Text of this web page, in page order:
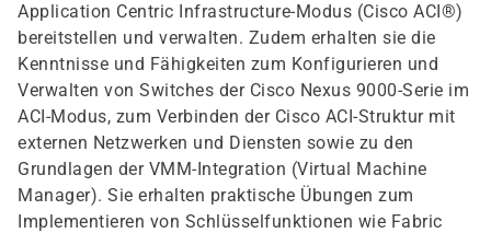
Application Centric Infrastructure-Modus (Cisco ACI®)
bereitstellen und verwalten. Zudem erhalten sie die
Kenntnisse und Fähigkeiten zum Konfigurieren und
Verwalten von Switches der Cisco Nexus 9000-Serie im
ACI-Modus, zum Verbinden der Cisco ACI-Struktur mit
externen Netzwerken und Diensten sowie zu den
Grundlagen der VMM-Integration (Virtual Machine
Manager). Sie erhalten praktische Übungen zum
Implementieren von Schlüsselfunktionen wie Fabric